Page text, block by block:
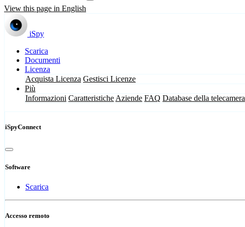
View this page in English
iSpy
Scarica
Documenti
Licenza
Acquista Licenza Gestisci Licenze
Più
Informazioni Caratteristiche Aziende FAQ Database della telecamera
iSpyConnect
Software
Scarica
Accesso remoto